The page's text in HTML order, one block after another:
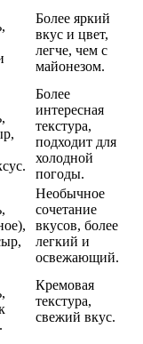
Более яркий
вкус и цвет,
легче, чем с
майонезом.
Более
интересная
текстура,
подходит для
холодной
погоды.
Необычное
сочетание
вкусов, более
легкий и
освежающий.
Кремовая
текстура,
свежий вкус.